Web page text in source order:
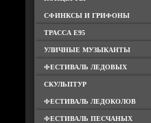
СФИНКСЫ И ГРИФОНЫ
ТРАССА Е95
УЛИЧНЫЕ МУЗЫКАНТЫ
ФЕСТИВАЛЬ ЛЕДОВЫХ
СКУЛЬПТУР
ФЕСТИВАЛЬ ЛЕДОКОЛОВ
ФЕСТИВАЛЬ ПЕСЧАНЫХ